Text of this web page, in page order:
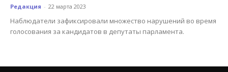
Редакция - 22 марта 2023
Наблюдатели зафиксировали множество нарушений во время
голосования за кандидатов в депутаты парламента.